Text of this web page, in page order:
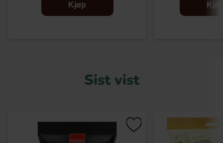
Kjøp
Sist vist